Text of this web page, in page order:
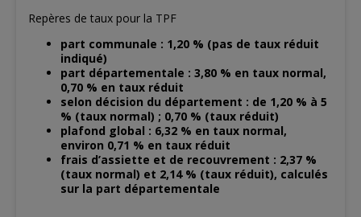
Repères de taux pour la TPF
part communale : 1,20 % (pas de taux réduit
indiqué)
part départementale : 3,80 % en taux normal,
0,70 % en taux réduit
selon décision du département : de 1,20 % à 5
% (taux normal) ; 0,70 % (taux réduit)
plafond global : 6,32 % en taux normal,
environ 0,71 % en taux réduit
frais d’assiette et de recouvrement : 2,37 %
(taux normal) et 2,14 % (taux réduit), calculés
sur la part départementale